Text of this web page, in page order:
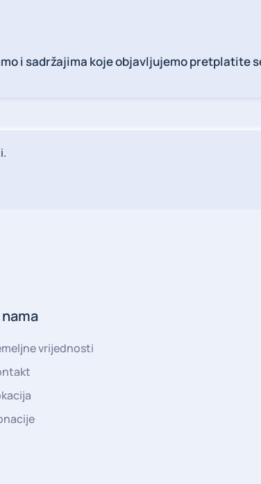
i sadržajima koje objavljujemo pretplatite
nama
vrijednosti